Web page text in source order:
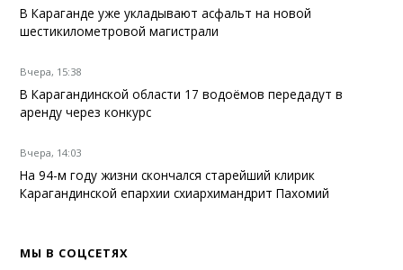
В Караганде уже укладывают асфальт на новой
шестикилометровой магистрали
Вчера, 15:38
В Карагандинской области 17 водоёмов передадут в
аренду через конкурс
Вчера, 14:03
На 94-м году жизни скончался старейший клирик
Карагандинской епархии схиархимандрит Пахомий
МЫ В СОЦСЕТЯХ